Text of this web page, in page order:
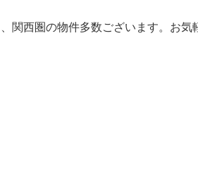
関西圏の物件多数ございます。お気